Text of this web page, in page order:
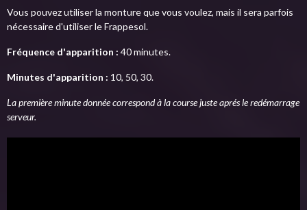
Vous pouvez utiliser la monture que vous voulez, mais il sera parfois
nécessaire d'utiliser le Frappesol.
Fréquence d'apparition : 40 minutes.
Minutes d'apparition : 10, 50, 30.
La première minute donnée correspond à la course juste aprés le redémarrage
serveur.